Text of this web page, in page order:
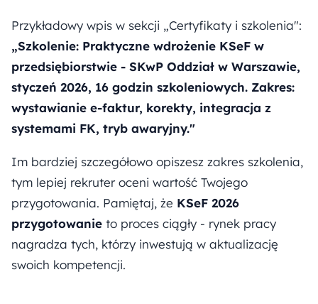
Przykładowy wpis w sekcji „Certyfikaty i szkolenia":
„Szkolenie: Praktyczne wdrożenie KSeF w
przedsiębiorstwie - SKwP Oddział w Warszawie,
styczeń 2026, 16 godzin szkoleniowych. Zakres:
wystawianie e-faktur, korekty, integracja z
systemami FK, tryb awaryjny."
Im bardziej szczegółowo opiszesz zakres szkolenia,
tym lepiej rekruter oceni wartość Twojego
przygotowania. Pamiętaj, że KSeF 2026
przygotowanie to proces ciągły - rynek pracy
nagradza tych, którzy inwestują w aktualizację
swoich kompetencji.